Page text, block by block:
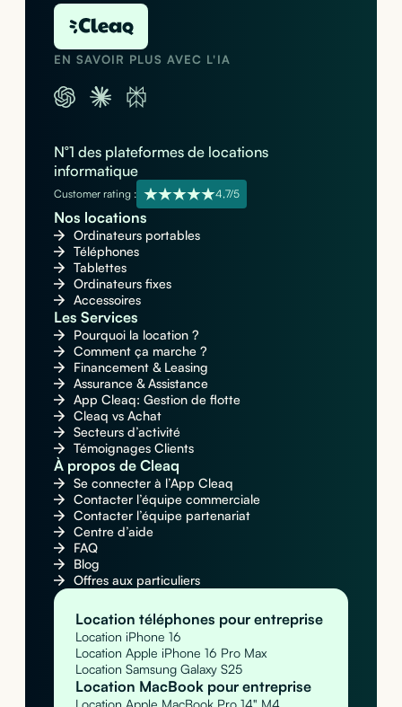
EN SAVOIR PLUS AVEC L'IA
N°1 des plateformes de locations
informatique
Customer rating : 4,7/5
Nos locations
Ordinateurs portables
Téléphones
Tablettes
Ordinateurs fixes
Accessoires
Les Services
Pourquoi la location ?
Comment ça marche ?
Financement & Leasing
Assurance & Assistance
App Cleaq: Gestion de flotte
Cleaq vs Achat
Secteurs d’activité
Témoignages Clients
À propos de Cleaq
Se connecter à l’App Cleaq
Contacter l’équipe commerciale
Contacter l’équipe partenariat
Centre d’aide
FAQ
Blog
Offres aux particuliers
Location téléphones pour entreprise
Location iPhone 16
Location Apple iPhone 16 Pro Max
Location Samsung Galaxy S25
Location MacBook pour entreprise
Location Apple MacBook Pro 14" M4